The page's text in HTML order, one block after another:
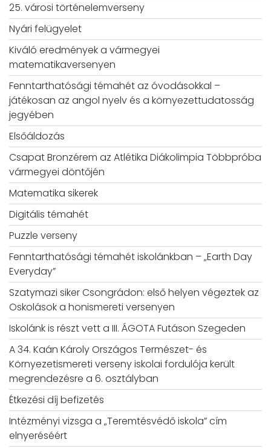
25. városi történelemverseny
Nyári felügyelet
Kiváló eredmények a vármegyei
matematikaversenyen
Fenntarthatósági témahét az óvodásokkal –
játékosan az angol nyelv és a környezettudatosság
jegyében
Elsőáldozás
Csapat Bronzérem az Atlétika Diákolimpia Többpróba
vármegyei döntőjén
Matematika sikerek
Digitális témahét
Puzzle verseny
Fenntarthatósági témahét iskolánkban – „Earth Day
Everyday”
Szatymazi siker Csongrádon: első helyen végeztek az
Oskolások a honismereti versenyen
Iskolánk is részt vett a III. ÁGOTA Futáson Szegeden
A 34. Kaán Károly Országos Természet- és
Környezetismereti verseny iskolai fordulója került
megrendezésre a 6. osztályban
Étkezési díj befizetés
Intézményi vizsga a „Teremtésvédő iskola” cím
elnyeréséért